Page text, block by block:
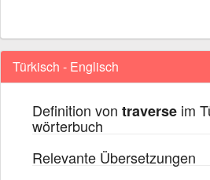
Türkisch - Englisch
Definition von traverse im
wörterbuch
Relevante Übersetzungen